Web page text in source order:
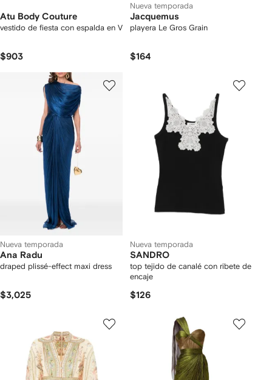
Atu Body Couture
vestido de fiesta con espalda en V
$903
Nueva temporada
Jacquemus
playera Le Gros Grain
$164
Nueva temporada
Ana Radu
draped plissé-effect maxi dress
$3,025
Nueva temporada
SANDRO
top tejido de canalé con ribete de
encaje
$126